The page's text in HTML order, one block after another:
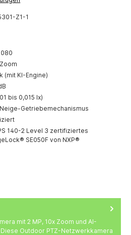
Z1-1
(mit KI-Engine)
bis 0,015 lx)
Getriebemechanismus
140-2 Level 3 zertifiziertes
SE050F von NXP®
mit 2 MP, 10x Zoom und AI-
Outdoor PTZ-Netzwerkkamera